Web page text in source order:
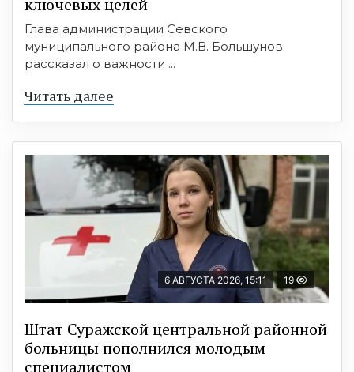
ключевых целей
Глава администрации Севского
муниципального района М.В. Большунов
рассказал о важности ...
Читать далее
6 АВГУСТА 2026, 15:11 19
Штат Суражской центральной районной
больницы пополнился молодым
специалистом